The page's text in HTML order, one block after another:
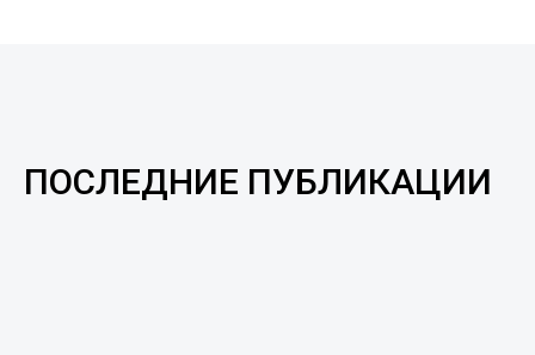
ПОСЛЕДНИЕ ПУБЛИКАЦИИ